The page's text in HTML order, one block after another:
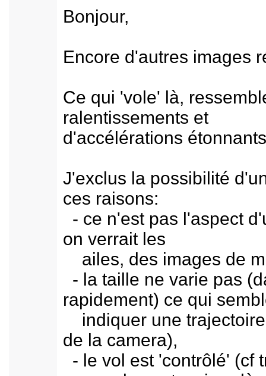
Bonjour,
Encore d'autres images
Ce qui 'vole' là,
ralentissements et
d'accélérations
J'exclus la possibilité
ces raisons:
- ce n'est pas l'aspect
on verrait les
ailes, des images de
- la taille ne varie pas
rapidement) ce qui
indiquer une trajectoire
de la camera),
- le vol est 'contrôlé' (cf